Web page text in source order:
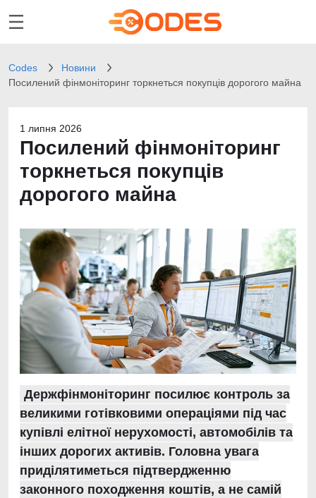
Codes
Новини
Посилений фінмоніторинг торкнеться покупців дорогого майна
1 липня 2026
Посилений фінмоніторинг
торкнеться покупців
дорогого майна
Держфінмоніторинг посилює контроль за
великими готівковими операціями під час
купівлі елітної нерухомості, автомобілів та
інших дорогих активів. Головна увага
приділятиметься підтвердженню
законного походження коштів, а не самій